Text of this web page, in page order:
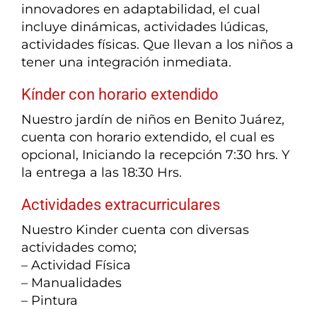
innovadores en adaptabilidad, el cual
incluye dinámicas, actividades lúdicas,
actividades físicas. Que llevan a los niños a
tener una integración inmediata.
Kínder con horario extendido
Nuestro jardín de niños en Benito Juárez,
cuenta con horario extendido, el cual es
opcional, Iniciando la recepción 7:30 hrs. Y
la entrega a las 18:30 Hrs.
Actividades extracurriculares
Nuestro Kinder cuenta con diversas
actividades como;
– Actividad Física
– Manualidades
– Pintura